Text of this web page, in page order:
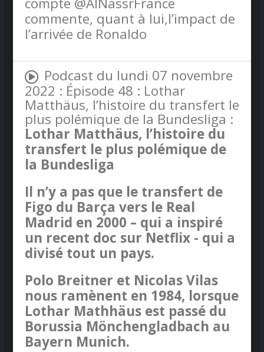
commente, quant à lui,l’impact de
l’arrivée de Ronaldo
Podcast du lundi 07 novembre
2022 : Épisode 48 : Lothar
Matthäus, l’histoire du transfert le
plus polémique de la Bundesliga :
Lothar Matthäus, l’histoire du
transfert le plus polémique de
la Bundesliga
Il n’y a pas que le transfert de
Figo du Barça vers le Real
Madrid en 2000 – qui a inspiré
un recent doc sur Netflix - qui a
divisé tout un pays.
Polo Breitner et Nicolas Vilas
nous ramènent en 1984, lorsque
Lothar Mathhäus est passé du
Borussia Mönchengladbach au
Bayern Munich.